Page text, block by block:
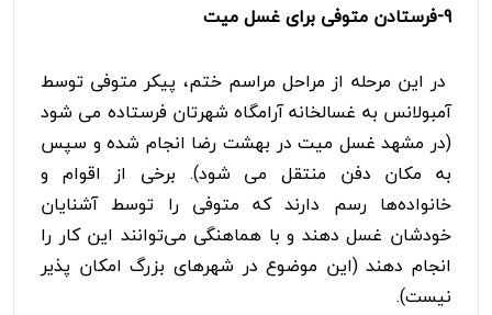
9- فرستادن متوفی برای غسل میت
در این مرحله از مراحل مراسم ختم، پیکر متوفی توسط
آمبولانس به غسالخانه آرامگاه شهرتان فرستاده می شود
(در مشهد غسل میت در بهشت رضا انجام شده و سپس
به مکان دفن منتقل می شود). برخی از اقوام و
خانواده‌ها رسم دارند که متوفی را توسط آشنایان
خودشان غسل دهند و با هماهنگی می‌توانند این کار را
انجام دهند (این موضوع در شهرهای بزرگ امکان پذیر
نیست).